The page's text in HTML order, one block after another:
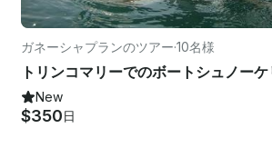
ガネーシャプランのツアー·10名様
トリンコマリーでのボートシュノー
New
$350日